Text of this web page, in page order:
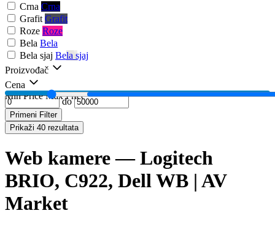
Crna Crna
Grafit Grafit
Roze Roze
Bela Bela
Bela sjaj Bela sjaj
Proizvođač
Cena
Min Price Max Price
do
Primeni Filter
Prikaži 40 rezultata
Web kamere — Logitech
BRIO, C922, Dell WB | AV
Market